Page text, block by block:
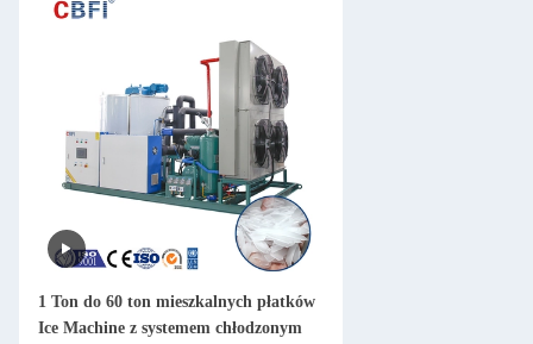
1 Ton do 60 ton mieszkalnych płatków
Ice Machine z systemem chłodzonym